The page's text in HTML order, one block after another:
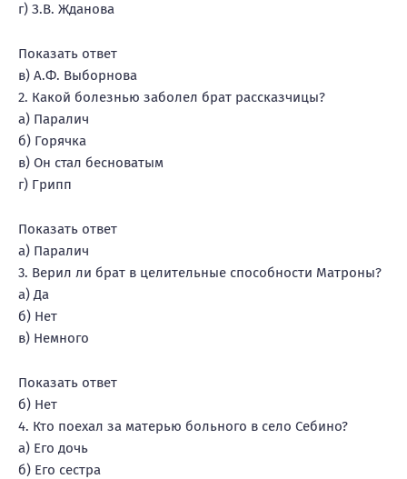
г) З.В. Жданова
Показать ответ
в) А.Ф. Выборнова
2. Какой болезнью заболел брат рассказчицы?
а) Паралич
б) Горячка
в) Он стал бесноватым
г) Грипп
Показать ответ
а) Паралич
3. Верил ли брат в целительные способности Матроны?
а) Да
б) Нет
в) Немного
Показать ответ
б) Нет
4. Кто поехал за матерью больного в село Себино?
а) Его дочь
б) Его сестра